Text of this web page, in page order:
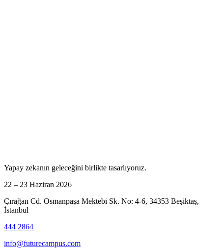
Yapay zekanın geleceğini birlikte tasarlıyoruz.
22 – 23 Haziran 2026
Çırağan Cd. Osmanpaşa Mektebi Sk. No: 4-6, 34353 Beşiktaş,
İstanbul
444 2864
info@futurecampus.com